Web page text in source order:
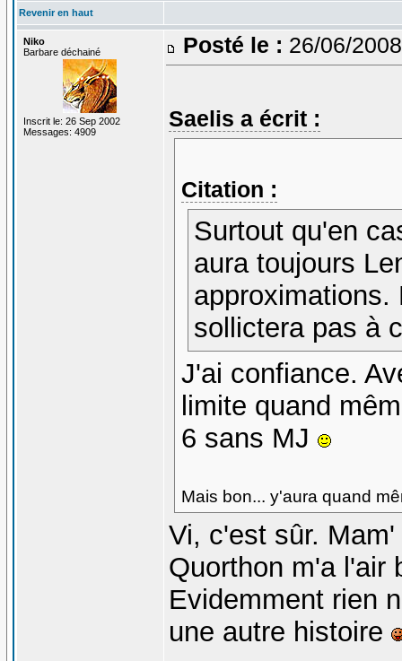
Revenir en haut
Niko
Barbare déchainé
Inscrit le: 26 Sep 2002
Messages: 4909
Posté le : 26/06/
Saelis a écrit :
Citation :
Surtout qu'en
aura toujours
approximations.
sollictera pas à
J'ai confiance.
limite quand
6 sans MJ
Mais bon... y'aura quand
Vi, c'est sûr.
Quorthon m'a l'air
Evidemment rien
une autre histoire